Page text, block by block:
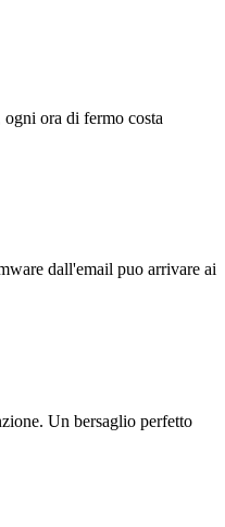
ora di fermo costa
dall'email puo arrivare ai
Un bersaglio perfetto